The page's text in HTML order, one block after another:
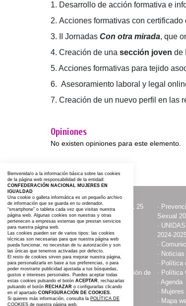
1. Desarrollo de acción formativa e
2. Acciones formativas con
3.
II Jornadas Con otra mirada, que
4. Creación de una sección joven de
5. Acciones formativas para tejido
6. Asesoramiento laboral y legal
7. Creación de un nuevo perfil en las
Opiniones
No existen opiniones para este elemento.
·ACTOS CON MOTIVO DEL 25
NOVIEMBRE
·
Sexual
·Contacta y Asóciate ·
2024-
·Publicaciones ·
·Somos · Noticias
· Aviso Legal · Política
·Compromiso con la protección de
datos personales
· Política
·Agenda
·Espacio Cultural ·
·#AGROIGUALDAD 2025 · Mapa
Bienvenida/o a la información básica sobre las cookies
de la página web responsabilidad de la entidad:
CONFEDERACIÓN NACIONAL MUJERES EN
IGUALDAD
Una cookie o galleta informática es un pequeño archivo
de información que se guarda en tu ordenador,
“smartphone” o tableta cada vez que visitas nuestra
página web. Algunas cookies son nuestras y otras
pertenecen a empresas externas que prestan servicios
para nuestra página web.
Las cookies pueden ser de varios tipos: las cookies
técnicas son necesarias para que nuestra página web
pueda funcionar, no necesitan de tu autorización y son
las únicas que tenemos activadas por defecto.
El resto de cookies sirven para mejorar nuestra página,
para personalizarla en base a tus preferencias, o para
poder mostrarte publicidad ajustada a tus búsquedas,
gustos e intereses personales. Puedes aceptar todas
estas cookies pulsando el botón ACEPTAR, rechazarlas
pulsando el botón RECHAZAR o configurarlas clicando
en el apartado CONFIGURACIÓN DE COOKIES.
Si quieres más información, consulta la POLÍTICA DE
COOKIES de nuestra página web.